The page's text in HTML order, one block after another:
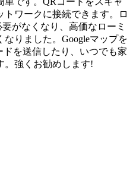
ワークに接続できます。ロ
がなくなり、高価なローミ
りました。Googleマップを
ドを送信したり、いつでも家
。強くお勧めします!